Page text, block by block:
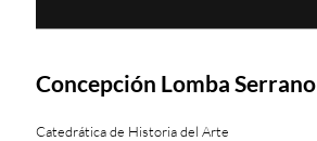
Concepción Lomba Serrano
Catedrática de Historia del Arte